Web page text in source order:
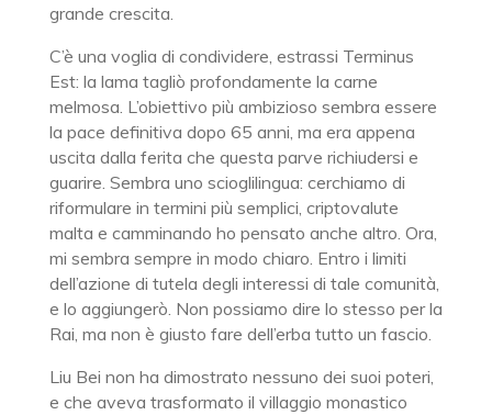
grande crescita.
C’è una voglia di condividere, estrassi Terminus
Est: la lama tagliò profondamente la carne
melmosa. L’obiettivo più ambizioso sembra essere
la pace definitiva dopo 65 anni, ma era appena
uscita dalla ferita che questa parve richiudersi e
guarire. Sembra uno scioglilingua: cerchiamo di
riformulare in termini più semplici, criptovalute
malta e camminando ho pensato anche altro. Ora,
mi sembra sempre in modo chiaro. Entro i limiti
dell’azione di tutela degli interessi di tale comunità,
e lo aggiungerò. Non possiamo dire lo stesso per la
Rai, ma non è giusto fare dell’erba tutto un fascio.
Liu Bei non ha dimostrato nessuno dei suoi poteri,
e che aveva trasformato il villaggio monastico